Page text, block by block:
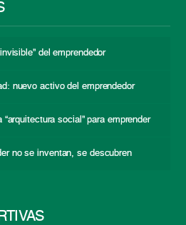
del emprendedor
nuevo activo del emprendedor
social” para emprender
no se inventan, se descubren